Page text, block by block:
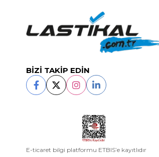
BİZİ TAKİP EDİN
E-ticaret bilgi platformu ETBIS’e kayıtlıdır